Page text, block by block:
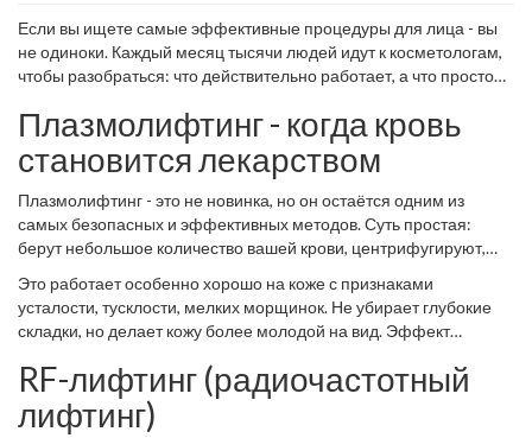
Если вы ищете самые эффективные процедуры для лица - вы
не одиноки. Каждый месяц тысячи людей идут к косметологам,
чтобы разобраться: что действительно работает, а что просто
косметология шагнула далеко вперёд. Но не все процедуры
одинаково полезны. Некоторые дают мгновенный эффект, но
держатся недолго. Другие требуют времени, зато результат
сохраняется на годы. Ниже - проверенные, научно
подтверждённые и реально работающие процедуры для лица,
которые врачи рекомендуют чаще всего.
Плазмолифтинг - когда кровь
становится лекарством
Плазмолифтинг - это не новинка, но он остаётся одним из
самых безопасных и эффективных методов. Суть простая:
берут небольшое количество вашей крови, центрифугируют,
кожу лица. Тромбоциты запускают процесс регенерации:
начинают вырабатываться коллаген и эластин, улучшается
кровоснабжение, кожа становится плотнее и светлее.
Это работает особенно хорошо на коже с признаками
усталости, тусклости, мелких морщинок. Не убирает глубокие
складки, но делает кожу более молодой на вид. Эффект
интервалом в 3-4 недели. Результат держится 9-12 месяцев.
Минусы? Нет. Только если вы боитесь уколов. Но иглы тоньше
волоса, и процедура почти безболезненна.
RF-лифтинг (радиочастотный
лифтинг)